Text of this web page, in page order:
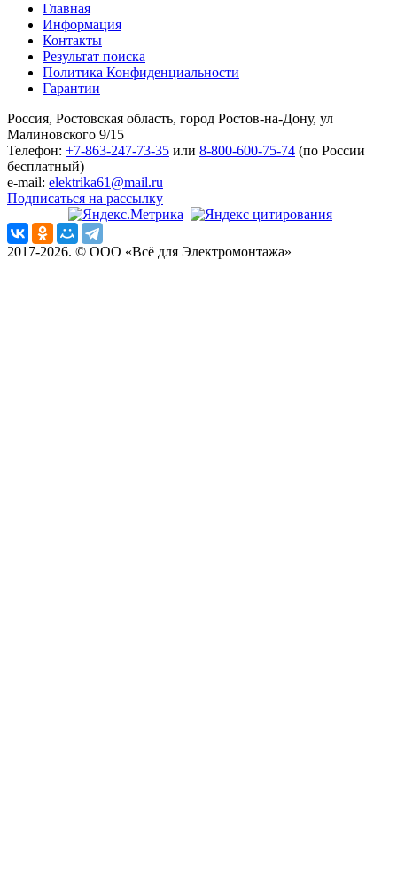
Главная
Информация
Контакты
Результат поиска
Политика Конфиденциальности
Гарантии
Россия, Ростовская область, город Ростов-на-Дону, ул
Малиновского 9/15
Телефон: +7-863-247-73-35 или 8-800-600-75-74 (по России
бесплатный)
e-mail: elektrika61@mail.ru
Подписаться на рассылку
2017-2026. © ООО «Всё для Электромонтажа»